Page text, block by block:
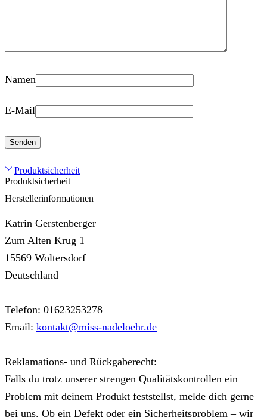
Namen
E-Mail
Produktsicherheit
Produktsicherheit
Herstellerinformationen
Katrin Gerstenberger
Zum Alten Krug 1
15569 Woltersdorf
Deutschland
Telefon: 01623253278
Email: kontakt@miss-nadeloehr.de
Reklamations- und Rückgaberecht:
Falls du trotz unserer strengen Qualitätskontrollen ein
Problem mit deinem Produkt feststellst, melde dich gerne
bei uns. Ob ein Defekt oder ein Sicherheitsproblem – wir